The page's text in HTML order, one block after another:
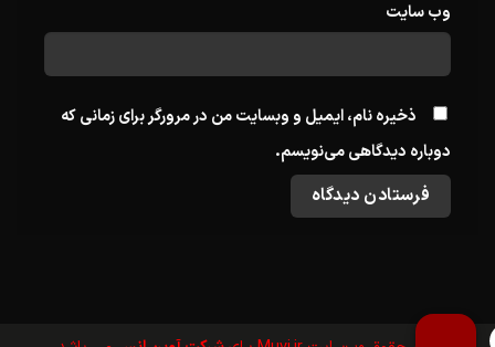
وب‌ سایت
ذخیره نام، ایمیل و وبسایت من در مرورگر برای زمانی که
دوباره دیدگاهی می‌نویسم.